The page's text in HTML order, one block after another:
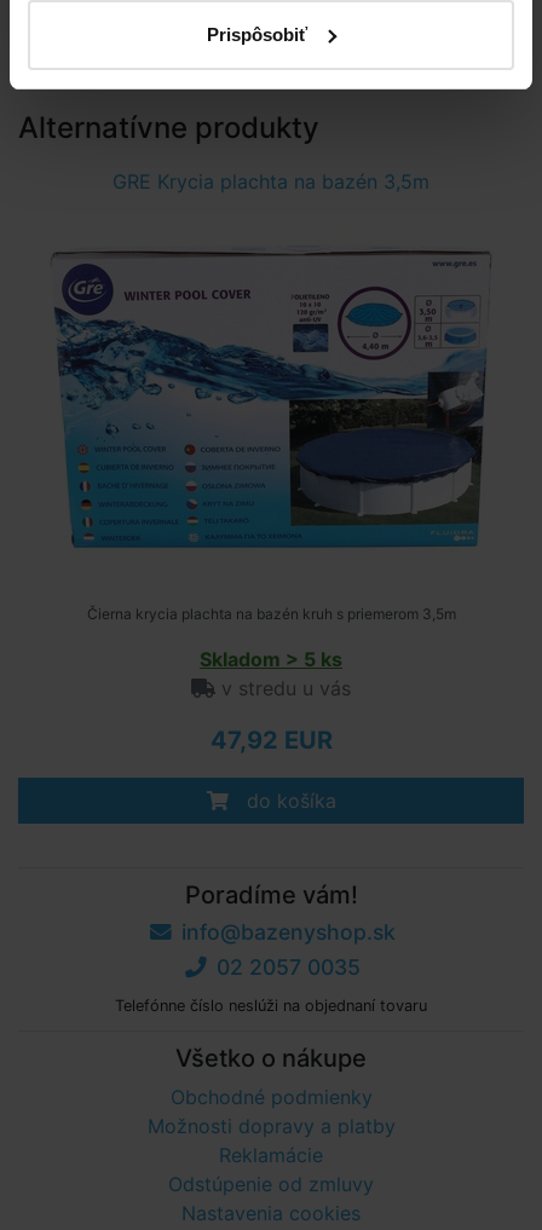
Prispôsobiť
Ako správne zazimovať bazén
Alternatívne produkty
GRE Krycia plachta na bazén 3,5m
Čierna krycia plachta na bazén kruh s priemerom 3,5m
Skladom > 5 ks
v stredu u vás
47,92 EUR
do košíka
Poradíme vám!
info@bazenyshop.sk
02 2057 0035
Telefónne číslo neslúži na objednaní tovaru
Všetko o nákupe
Obchodné podmienky
Možnosti dopravy a platby
Reklamácie
Odstúpenie od zmluvy
Nastavenia cookies